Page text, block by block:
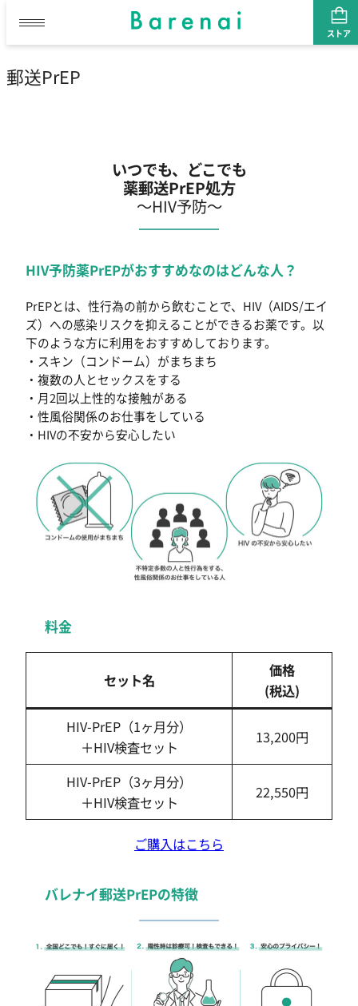
ス
ストア
郵送PrEP
いつでも、どこでも
薬郵送PrEP処方
〜HIV予防〜
HIV予防薬PrEPがおすすめなのはどんな人？
PrEPとは、性行為の前から飲むことで、HIV（AIDS/エイ
ズ）への感染リスクを抑えることができるお薬です。以
下のような方に利用をおすすめしております。
・スキン（コンドーム）がまちまち
・複数の人とセックスをする
・月2回以上性的な接触がある
・性風俗関係のお仕事をしている
・HIVの不安から安心したい
料金
セット名
価格
(税込)
HIV-PrEP（1ヶ月分）
＋HIV検査セット
13,200円
HIV-PrEP（3ヶ月分）
＋HIV検査セット
22,550円
ご購入はこちら
バレナイ郵送PrEPの特徴